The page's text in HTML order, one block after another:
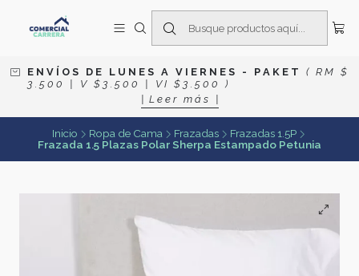
E N V Í O S D E L U N E S A V I E R N E S - P A K E T
( R M $
3 . 5 0 0 | V $ 3 . 5 0 0 | V I $ 3 . 5 0 0 )
| L e e r m á s |
Inicio Ropa de Cama Frazadas
Frazadas 1.5P
Frazada 1.5 Plazas Polar Sherpa Estampado Petunia